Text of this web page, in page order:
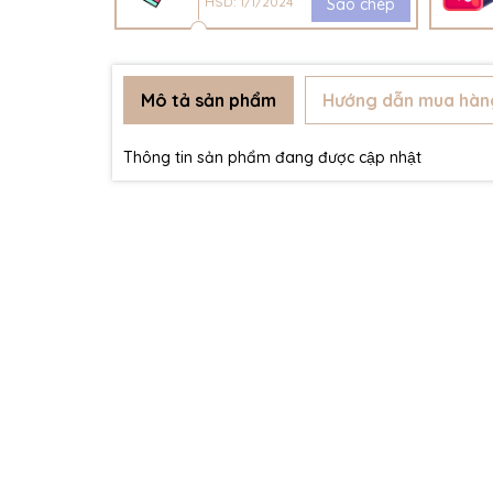
Sao chép
Mô tả sản phẩm Hướng dẫn mua
Thông tin sản phẩm đang được cập nhật